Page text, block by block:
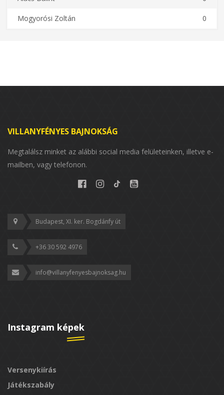
Mogyorósi Zoltán 0
VILLANYFÉNYES BAJNOKSÁG
Megtalálsz minket az alábbi social media felületeinken, illetve e-
mailben, vagy telefonon.
Budapest, XI. ker. Bogdánfy út
+36 30 592 4976
info@villanyfenyesbajnoksag.hu
Instagram képek
Versenykiírás
Játékszabály